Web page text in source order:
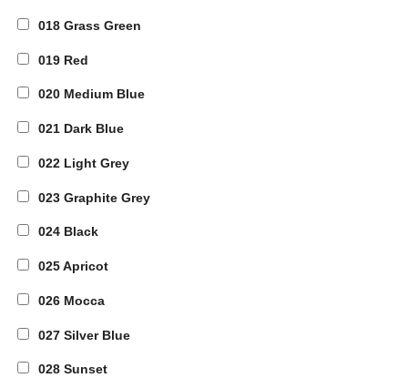
018 Grass Green
019 Red
020 Medium Blue
021 Dark Blue
022 Light Grey
023 Graphite Grey
024 Black
025 Apricot
026 Mocca
027 Silver Blue
028 Sunset